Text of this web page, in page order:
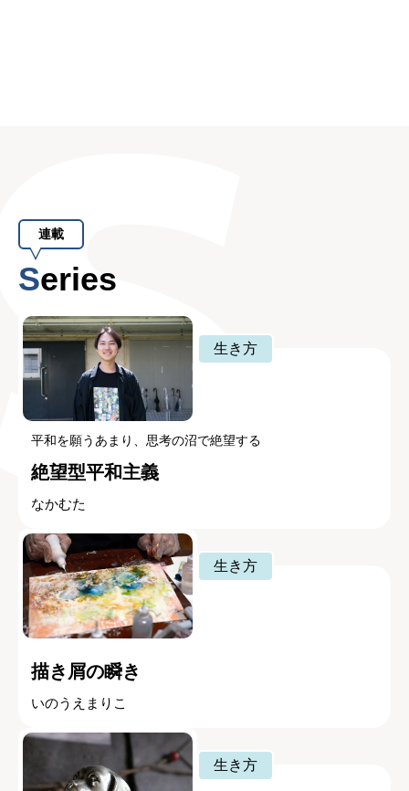
連載
Series
生き方
平和を願うあまり、思考の沼で絶望する
絶望型平和主義
なかむた
生き方
描き屑の瞬き
いのうえまりこ
生き方